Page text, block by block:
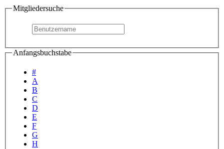
Mitgliedersuche
Anfangsbuchstabe
#
A
B
C
D
E
F
G
H